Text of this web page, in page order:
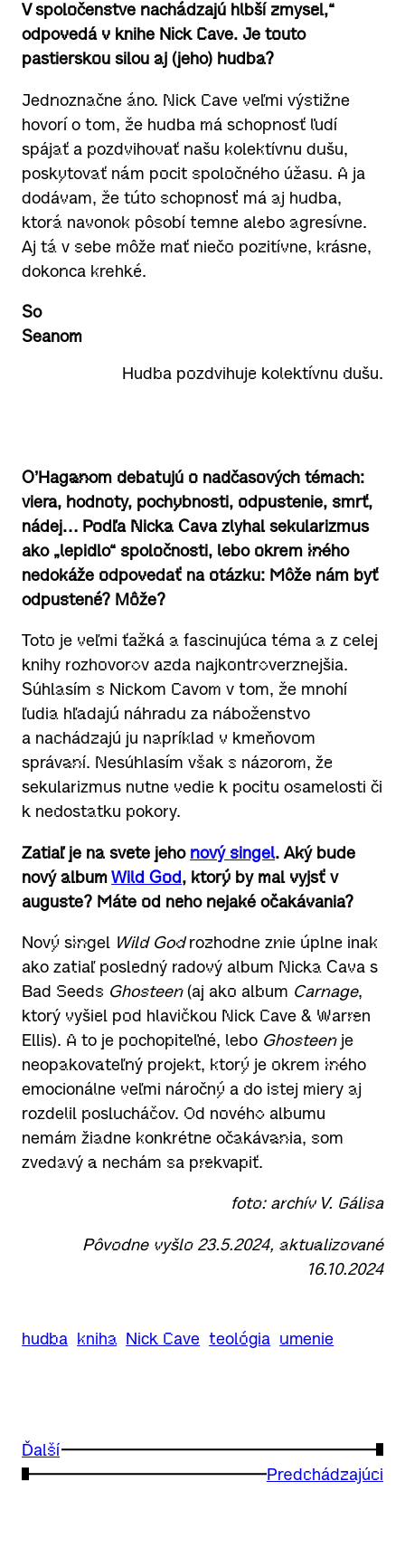
V spoločenstve nachádzajú hlbší zmysel,“
odpovedá v knihe Nick Cave. Je touto
pastierskou silou aj (jeho) hudba?
Jednoznačne áno. Nick Cave veľmi výstižne
hovorí o tom, že hudba má schopnosť ľudí
spájať a pozdvihovať našu kolektívnu dušu,
poskytovať nám pocit spoločného úžasu. A ja
dodávam, že túto schopnosť má aj hudba,
ktorá navonok pôsobí temne alebo agresívne.
Aj tá v sebe môže mať niečo pozitívne, krásne,
dokonca krehké.
Hudba pozdvihuje kolektívnu dušu.
So
Seanom
O’Haganom debatujú o nadčasových témach:
viera, hodnoty, pochybnosti, odpustenie, smrť,
nádej… Podľa Nicka Cava zlyhal sekularizmus
ako „lepidlo“ spoločnosti, lebo okrem iného
nedokáže odpovedať na otázku: Môže nám byť
odpustené? Môže?
Toto je veľmi ťažká a fascinujúca téma a z celej
knihy rozhovorov azda najkontroverznejšia.
Súhlasím s Nickom Cavom v tom, že mnohí
ľudia hľadajú náhradu za náboženstvo
a nachádzajú ju napríklad v kmeňovom
správaní. Nesúhlasím však s názorom, že
sekularizmus nutne vedie k pocitu osamelosti či
k nedostatku pokory.
Zatiaľ je na svete jeho nový singel. Aký bude
nový albumWild God, ktorý by mal vyjsť v
auguste? Máte od neho nejaké očakávania?
Nový singel Wild Godrozhodne znie úplne inak
ako zatiaľ posledný radový album Nicka Cava s
Bad Seeds Ghosteen(aj ako album Carnage,
ktorý vyšiel pod hlavičkou Nick Cave & Warren
Ellis). A to je pochopiteľné, lebo Ghosteen je
neopakovateľný projekt, ktorý je okrem iného
emocionálne veľmi náročný a do istej miery aj
rozdelil poslucháčov. Od nového albumu
nemám žiadne konkrétne očakávania, som
zvedavý a nechám sa prekvapiť.
foto: archív V. Gálisa
Pôvodne vyšlo 23.5.2024, aktualizované
16.10.2024
hudba kniha Nick Cave teológia umenie
Ďalší
→
←
Predchádzajúci